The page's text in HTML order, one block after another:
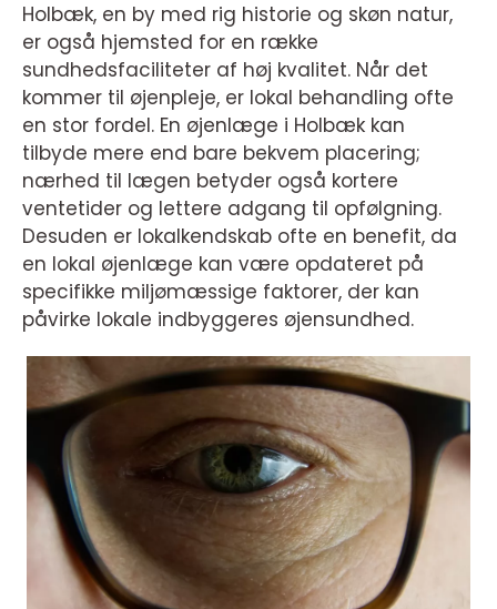
Holbæk, en by med rig historie og skøn natur,
er også hjemsted for en række
sundhedsfaciliteter af høj kvalitet. Når det
kommer til øjenpleje, er lokal behandling ofte
en stor fordel. En øjenlæge i Holbæk kan
tilbyde mere end bare bekvem placering;
nærhed til lægen betyder også kortere
ventetider og lettere adgang til opfølgning.
Desuden er lokalkendskab ofte en benefit, da
en lokal øjenlæge kan være opdateret på
specifikke miljømæssige faktorer, der kan
påvirke lokale indbyggeres øjensundhed.